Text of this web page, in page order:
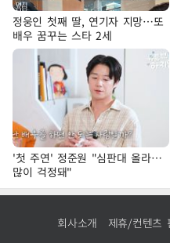
정웅인 첫째 딸, 연기자 지망…또
배우 꿈꾸는 스타 2세
'첫 주연' 정준원 "심판대 올라…
많이 걱정돼"
회사소개 제휴/컨텐츠